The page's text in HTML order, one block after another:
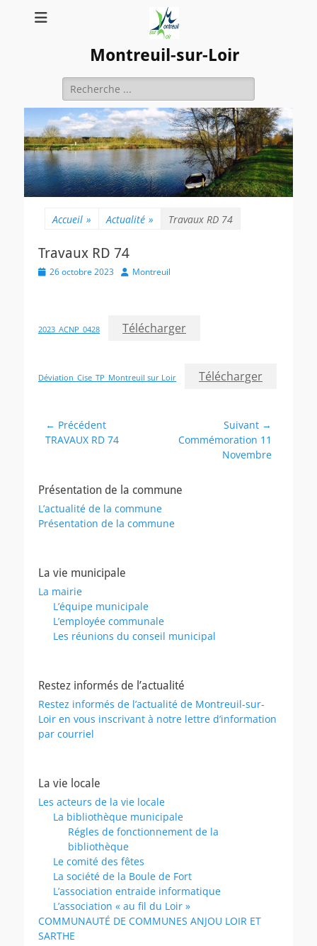
Montreuil-sur-Loir
Rechercher :
Accueil » Actualité » Travaux RD 74
Travaux RD 74
Posted
26 octobre 2023 AuthorMontreuil
2023_ACNP_0428 Télécharger
Déviation_Cise_TP_Montreuil sur Loir Télécharger
Navigation
de
← Précédent
Article
TRAVAUX RD 74
Suivant →
ArticleCommémoration 11
Novembre
Présentation de la commune
L’actualité de la commune
Présentation de la commune
La vie municipale
La mairie
L’équipe municipale
L’employée communale
Les réunions du conseil municipal
Restez informés de l’actualité
Restez informés de l’actualité de Montreuil-sur-
Loir en vous inscrivant à notre lettre d’information
par courriel
La vie locale
Les acteurs de la vie locale
La bibliothèque municipale
Régles de fonctionnement de la
bibliothèque
Le comité des fêtes
La société de la Boule de Fort
L’association entraide informatique
L’association « au fil du Loir »
COMMUNAUTÉ DE COMMUNES ANJOU LOIR ET
SARTHE